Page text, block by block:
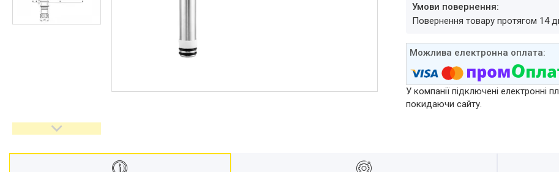
теплої підлоги
Запірно-регулююча
Пакувальні сантехнічні
повернення товару протягом 14
У компанії підключені електронні
покидаючи сайту.